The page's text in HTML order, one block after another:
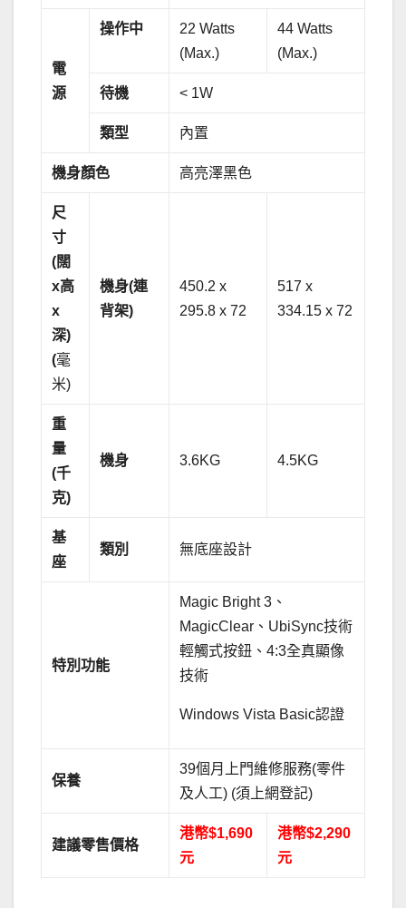
電
源
操作中
22 Watts
(Max.)
44 Watts
(Max.)
待機 < 1W
類型 內置
機身顏色 高亮澤黑色
尺
寸
(闊
x高
x
深)
(毫
米)
機身(連
背架)
450.2 x
295.8 x 72
517 x
334.15 x 72
重
量
(千
克)
機身 3.6KG 4.5KG
基
座
類別 無底座設計
特別功能
Magic Bright 3、
MagicClear、UbiSync技術
輕觸式按鈕、4:3全真顯像
技術
Windows Vista Basic認證
保養
39個月上門維修服務(零件
及人工) (須上網登記)
建議零售價格
港幣$1,690
元
港幣$2,290
元